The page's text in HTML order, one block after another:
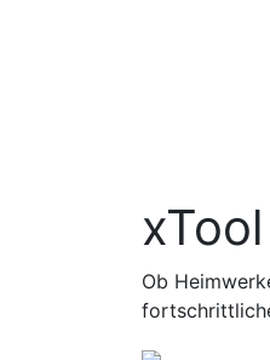
xTool
Ob